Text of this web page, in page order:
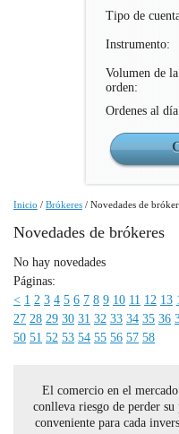
Tipo de
Instrumento:
Volumen de la
orden:
Ordenes al
Inicio / Brókeres / Novedades de
Novedades de brókeres
No hay novedades
Páginas:
< 1 2 3 4 5 6 7 8 9 10 11 12 13
27 28 29 30 31 32 33 34 35 36
50 51 52 53 54 55 56 57 58
El comercio en el
conlleva riesgo de perder
conveniente para cada